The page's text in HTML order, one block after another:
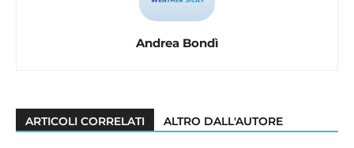
Andrea Bondì
ARTICOLI CORRELATI ALTRO DALL'AUTORE